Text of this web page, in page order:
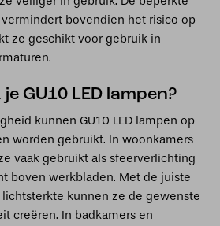
bovendien het risico op
ze geschikt voor gebruik in
GU10 LED lampen?
kunnen GU10 LED lampen op
worden gebruikt. In woonkamers
vaak gebruikt als sfeerverlichting
boven werkbladen. Met de juiste
kunnen ze de gewenste
creëren. In badkamers en